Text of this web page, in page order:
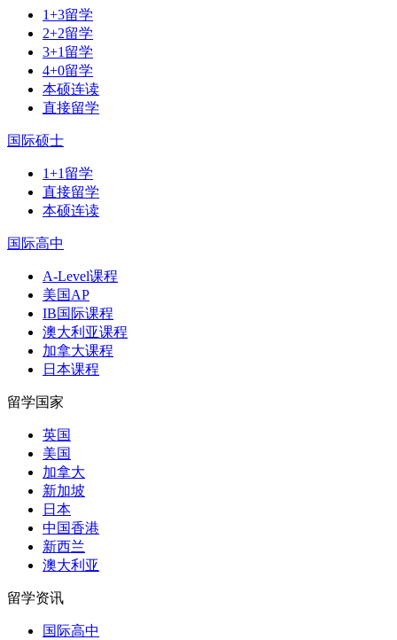
1+3留学
2+2留学
3+1留学
4+0留学
本硕连读
直接留学
国际硕士
1+1留学
直接留学
本硕连读
国际高中
A-Level课程
美国AP
IB国际课程
澳大利亚课程
加拿大课程
日本课程
留学国家
英国
美国
加拿大
新加坡
日本
中国香港
新西兰
澳大利亚
留学资讯
国际高中